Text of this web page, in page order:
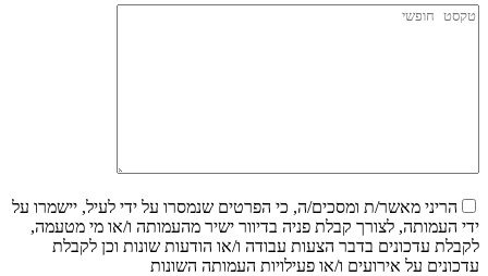
הריני מאשר/ת ומסכים/ה, כי הפרטים שנמסרו על ידי לעיל, יישמרו על
ידי העמותה, לצורך קבלת פניה בדיוור ישיר מהעמותה ו/או מי מטעמה,
לקבלת עדכונים בדבר הצעות עבודה ו/או הודעות שונות וכן לקבלת
עדכונים על אירועים ו/או פעילויות העמותה השונות